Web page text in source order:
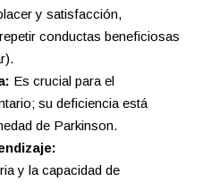
y satisfacción,
conductas beneficiosas
Es crucial para el
su deficiencia está
de Parkinson.
y la capacidad de